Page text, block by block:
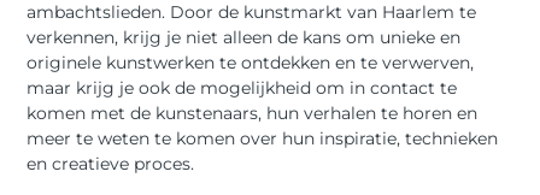
ambachtslieden. Door de kunstmarkt van Haarlem te
verkennen, krijg je niet alleen de kans om unieke en
originele kunstwerken te ontdekken en te verwerven,
maar krijg je ook de mogelijkheid om in contact te
komen met de kunstenaars, hun verhalen te horen en
meer te weten te komen over hun inspiratie, technieken
en creatieve proces.